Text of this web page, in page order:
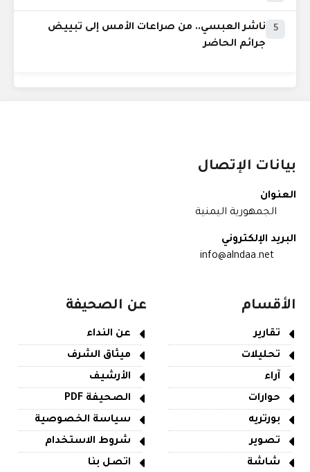
5
ناشر العبسي.. من صراعات الأمس إلى تبييض
جرائم الحاضر
بيانات الإتصال
العنوان
الجمهورية اليمنية
البريد الإلكتروني
info@alndaa.net
الأقسام
تقارير
تحليلات
آراء
حوارات
بورتريه
تصوير
شاشة
عن الصحيفة
عن النداء
ميثاق الشرف
الأرشيف
الصحيفة PDF
سياسة الخصوصية
شروط الاستخدام
اتصل بنا